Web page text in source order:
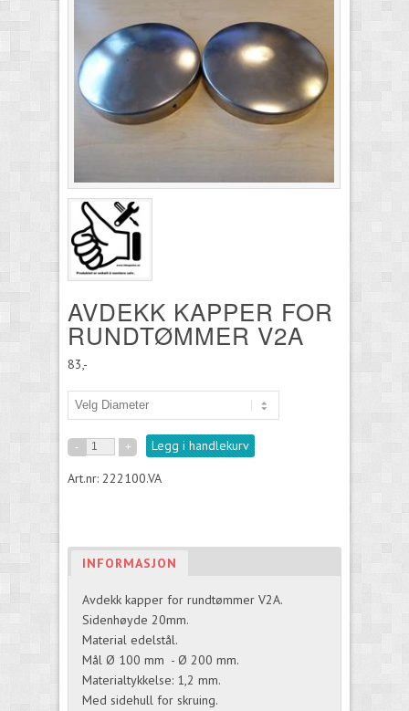
AVDEKK KAPPER FOR
RUNDTØMMER V2A
83,-
Legg i handlekurv
Art.nr: 222100.VA
INFORMASJON
Avdekk kapper for rundtømmer V2A.
Sidenhøyde 20mm.
Material edelstål.
Mål Ø 100 mm - Ø 200 mm.
Materialtykkelse: 1,2 mm.
Med sidehull for skruing.